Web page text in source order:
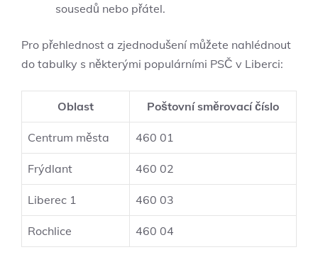
sousedů nebo přátel.
Pro přehlednost a zjednodušení můžete nahlédnout
do tabulky s některými populárními PSČ v Liberci:
Oblast Poštovní směrovací číslo
Centrum města 460 01
Frýdlant 460 02
Liberec 1 460 03
Rochlice 460 04